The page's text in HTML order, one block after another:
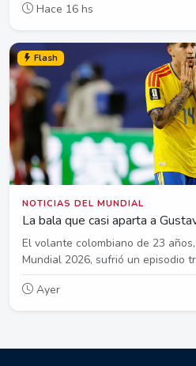
Hace 16 hs
Flash
NOTICIAS DEL MUNDIAL
La bala que casi aparta a
El volante colombiano de 23
Mundial 2026, sufrió un episodio
Ayer